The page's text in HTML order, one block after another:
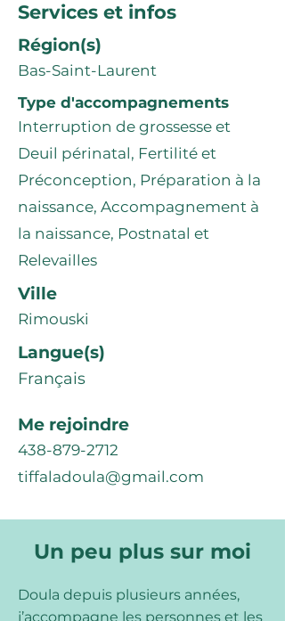
Services et infos
Région(s)
Bas-Saint-Laurent
Type d'accompagnements
Interruption de grossesse et
Deuil périnatal, Fertilité et
Préconception, Préparation à la
naissance, Accompagnement à
la naissance, Postnatal et
Relevailles
Ville
Rimouski
Langue(s)
Français
Me rejoindre
438-879-2712
tiffaladoula@gmail.com
Un peu plus sur moi
Doula depuis plusieurs années,
j’accompagne les personnes et les